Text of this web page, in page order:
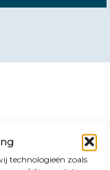
technologieën zoals
de